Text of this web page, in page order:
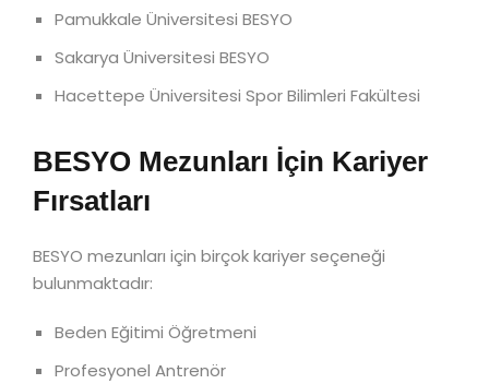
Pamukkale Üniversitesi BESYO
Sakarya Üniversitesi BESYO
Hacettepe Üniversitesi Spor Bilimleri Fakültesi
BESYO Mezunları İçin Kariyer
Fırsatları
BESYO mezunları için birçok kariyer seçeneği
bulunmaktadır:
Beden Eğitimi Öğretmeni
Profesyonel Antrenör